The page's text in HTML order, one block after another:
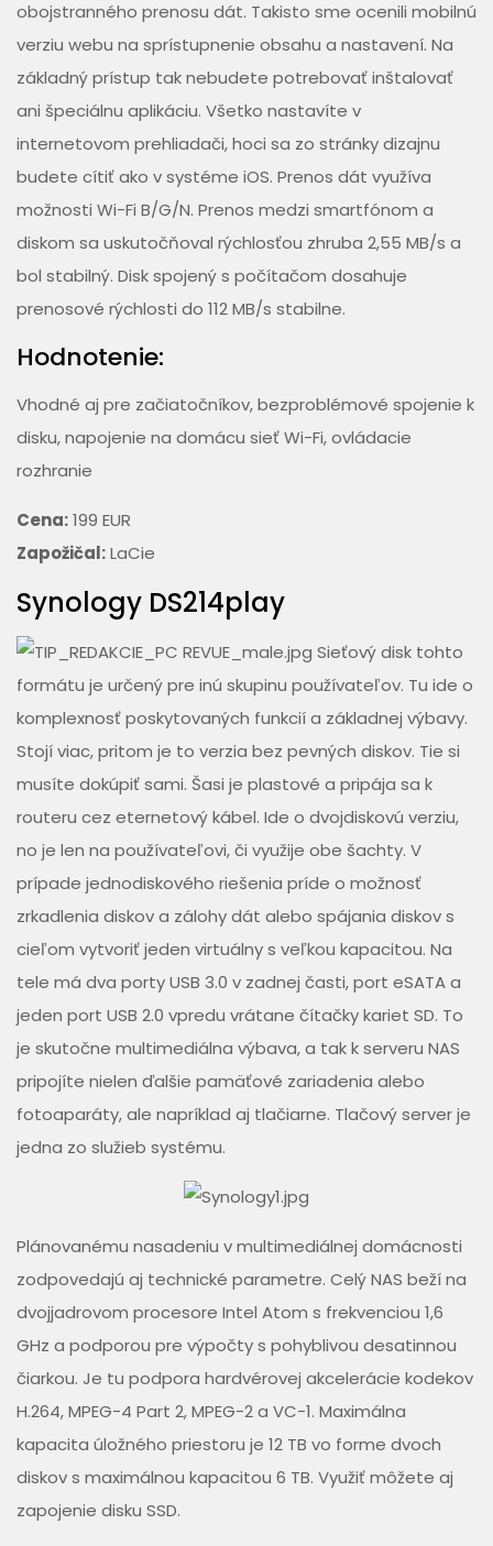
obojstranného prenosu dát. Takisto sme ocenili mobilnú
verziu webu na sprístupnenie obsahu a nastavení. Na
základný prístup tak nebudete potrebovať inštalovať
ani špeciálnu aplikáciu. Všetko nastavíte v
internetovom prehliadači, hoci sa zo stránky dizajnu
budete cítiť ako v systéme iOS. Prenos dát využíva
možnosti Wi-Fi B/G/N. Prenos medzi smartfónom a
diskom sa uskutočňoval rýchlosťou zhruba 2,55 MB/s a
bol stabilný. Disk spojený s počítačom dosahuje
prenosové rýchlosti do 112 MB/s stabilne.
Hodnotenie:
Vhodné aj pre začiatočníkov, bezproblémové spojenie k
disku, napojenie na domácu sieť Wi-Fi, ovládacie
rozhranie
Cena:199 EUR
Zapožičal:LaCie
Synology DS214play
Sieťový disk tohto
formátu je určený pre inú skupinu používateľov. Tu ide o
komplexnosť poskytovaných funkcií a základnej výbavy.
Stojí viac, pritom je to verzia bez pevných diskov. Tie si
musíte dokúpiť sami. Šasi je plastové a pripája sa k
routeru cez eternetový kábel. Ide o dvojdiskovú verziu,
no je len na používateľovi, či využije obe šachty. V
prípade jednodiskového riešenia príde o možnosť
zrkadlenia diskov a zálohy dát alebo spájania diskov s
cieľom vytvoriť jeden virtuálny s veľkou kapacitou. Na
tele má dva porty USB 3.0 v zadnej časti, port eSATA a
jeden port USB 2.0 vpredu vrátane čítačky kariet SD. To
je skutočne multimediálna výbava, a tak k serveru NAS
pripojíte nielen ďalšie pamäťové zariadenia alebo
fotoaparáty, ale napríklad aj tlačiarne. Tlačový server je
jedna zo služieb systému.
Plánovanému nasadeniu v multimediálnej domácnosti
zodpovedajú aj technické parametre. Celý NAS beží na
dvojjadrovom procesore Intel Atom s frekvenciou 1,6
GHz a podporou pre výpočty s pohyblivou desatinnou
čiarkou. Je tu podpora hardvérovej akcelerácie kodekov
H.264, MPEG-4 Part 2, MPEG-2 a VC-1. Maximálna
kapacita úložného priestoru je 12 TB vo forme dvoch
diskov s maximálnou kapacitou 6 TB. Využiť môžete aj
zapojenie disku SSD.